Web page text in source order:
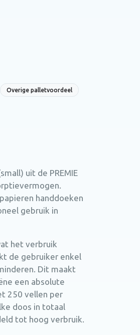
Overige palletvoordeel
uit de PREMIE
handdoeken
gebruik in
het verbruik
de gebruiker enkel
Dit maakt
een absolute
250 vellen per
doos in totaal
tot hoog verbruik.